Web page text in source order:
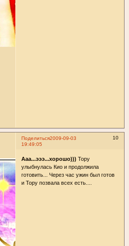
Поделиться 10
2009-09-03
19:49:05
Ааа...эээ...хорошо))) Тору
улыбнулась Кио и продолжила
готовить... Через час ужин был готов
и Тору позвала всех есть....